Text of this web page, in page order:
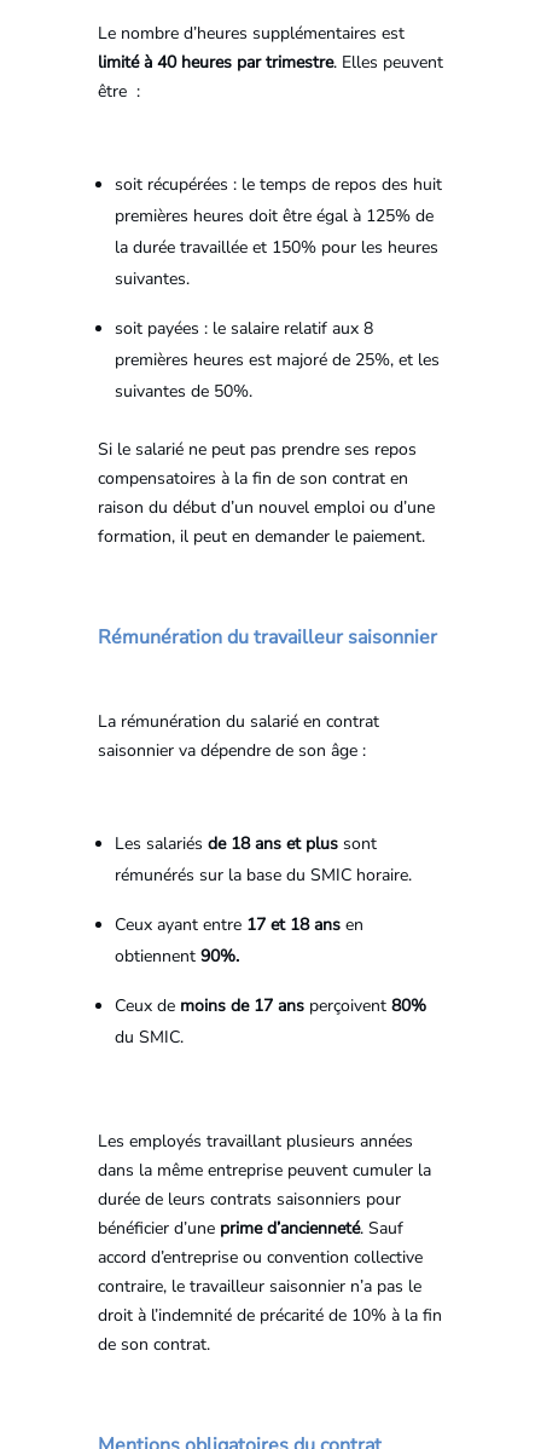
Le nombre d’heures supplémentaires est
limité à 40 heures par trimestre. Elles peuvent
être :
soit récupérées : le temps de repos des huit
premières heures doit être égal à 125% de
la durée travaillée et 150% pour les heures
suivantes.
soit payées : le salaire relatif aux 8
premières heures est majoré de 25%, et les
suivantes de 50%.
Si le salarié ne peut pas prendre ses repos
compensatoires à la fin de son contrat en
raison du début d’un nouvel emploi ou d’une
formation, il peut en demander le paiement.
Rémunération du travailleur saisonnier
La rémunération du salarié en contrat
saisonnier va dépendre de son âge :
Les salariés de 18 ans et plussont
rémunérés sur la base du SMIC horaire.
Ceux ayant entre 17 et 18 ansen
obtiennent 90%.
Ceux de moins de 17 ansperçoivent 80%
du SMIC.
Les employés travaillant plusieurs années
dans la même entreprise peuvent cumuler la
durée de leurs contrats saisonniers pour
bénéficier d’une prime d’ancienneté. Sauf
accord d’entreprise ou convention collective
contraire, le travailleur saisonnier n’a pas le
droit à l’indemnité de précarité de 10% à la fin
de son contrat.